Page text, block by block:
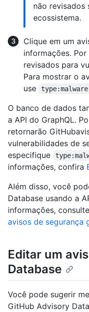
não revisados
ecossistema.
Clique em um
informações.
revisados para
Para mostrar o
use
type:malware
O banco de dados
a API do GraphQL.
retornarão
vulnerabilidades de
especifique
informações, confira
Além disso, você
Database usando a
informações, consulte
avisos de segurança
Editar um
Database
Você pode sugerir
GitHub Advisory